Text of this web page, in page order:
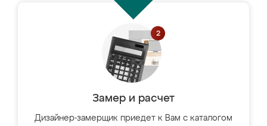
Замер и расчет
Дизайнер-замерщик приедет к Вам с каталогом